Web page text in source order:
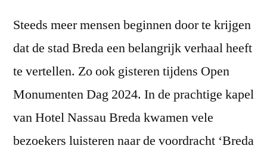
Steeds meer mensen beginnen door te krijgen
dat de stad Breda een belangrijk verhaal heeft
te vertellen. Zo ook gisteren tijdens Open
Monumenten Dag 2024. In de prachtige kapel
van Hotel Nassau Breda kwamen vele
bezoekers luisteren naar de voordracht ‘Breda